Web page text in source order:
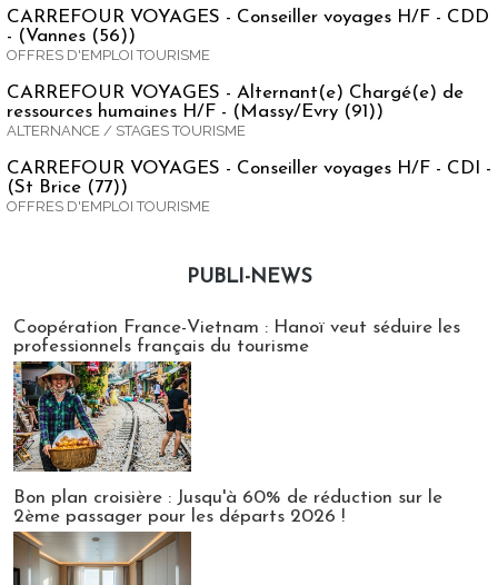
CARREFOUR VOYAGES - Conseiller voyages H/F - CDD
- (Vannes (56))
OFFRES D'EMPLOI TOURISME
CARREFOUR VOYAGES - Alternant(e) Chargé(e) de
ressources humaines H/F - (Massy/Evry (91))
ALTERNANCE / STAGES TOURISME
CARREFOUR VOYAGES - Conseiller voyages H/F - CDI -
(St Brice (77))
OFFRES D'EMPLOI TOURISME
PUBLI-NEWS
Coopération France-Vietnam : Hanoï veut séduire les
professionnels français du tourisme
Bon plan croisière : Jusqu'à 60% de réduction sur le
2ème passager pour les départs 2026 !